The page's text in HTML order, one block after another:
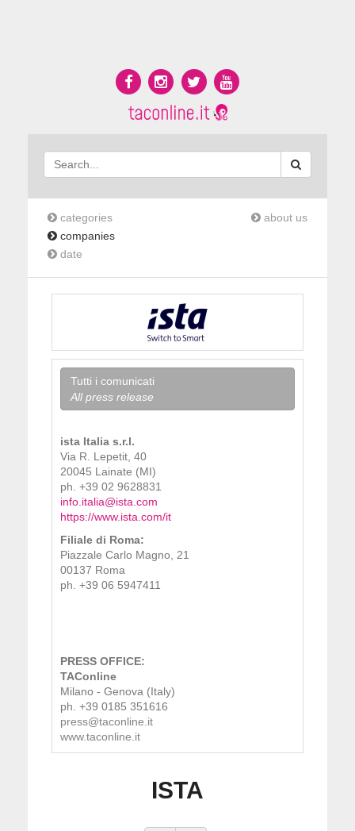
categories
companies
date
about us
Tutti i comunicati
All press release
ista Italia s.r.l.
Via R. Lepetit, 40
20045 Lainate (MI)
ph. +39 02 9628831
info.italia@ista.com
https://www.ista.com/it
Filiale di Roma:
Piazzale Carlo Magno, 21
00137 Roma
ph. +39 06 5947411
PRESS OFFICE:
TAConline
Milano - Genova (Italy)
ph. +39 0185 351616
press@taconline.it
www.taconline.it
ISTA